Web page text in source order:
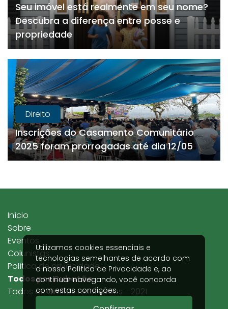
Seu imóvel está realmente em seu nome?
Descubra a diferença entre posse e
propriedade
Direito
Inscrições do Casamento Comunitário
2025 foram prorrogadas até dia 12/05
Utilizamos cookies essenciais e
tecnologias semelhantes de acordo com
a nossaPolítica de Privacidade e, ao
continuar navegando, você concorda
com estas condições.
Todos por Cubatão
Todos os direitos reservados - 2021
Início
Sobre
Eventos
Colunistas
Política de privacidade